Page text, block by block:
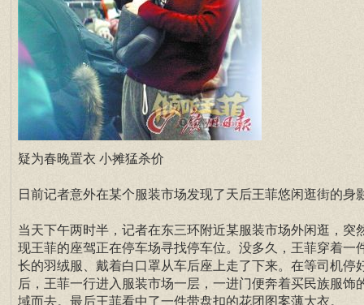
疑为春晚置衣 小摊猛杀价
日前记者意外在某个服装市场发现了天后王菲悠闲逛街的身
当天下午两时半，记者在东三环附近某服装市场外闲逛，突
现王菲的座驾正在停车场寻找停车位。没多久，王菲穿着一
长的羽绒服、戴着白口罩从车后座上走了下来。在等司机停
后，王菲一行进入服装市场一层，一进门便奔着买民族服饰
域而去。最后王菲看中了一件带盘扣的花团图案薄大衣。